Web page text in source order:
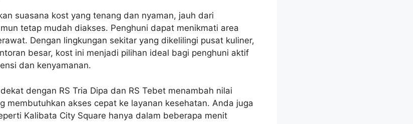
suasana kost yang tenang dan nyaman, jauh dari
tetap mudah diakses. Penghuni dapat menikmati area
Dengan lingkungan sekitar yang dikelilingi pusat kuliner,
besar, kost ini menjadi pilihan ideal bagi penghuni aktif
dan kenyamanan.
dengan RS Tria Dipa dan RS Tebet menambah nilai
membutuhkan akses cepat ke layanan kesehatan. Anda juga
Kalibata City Square hanya dalam beberapa menit